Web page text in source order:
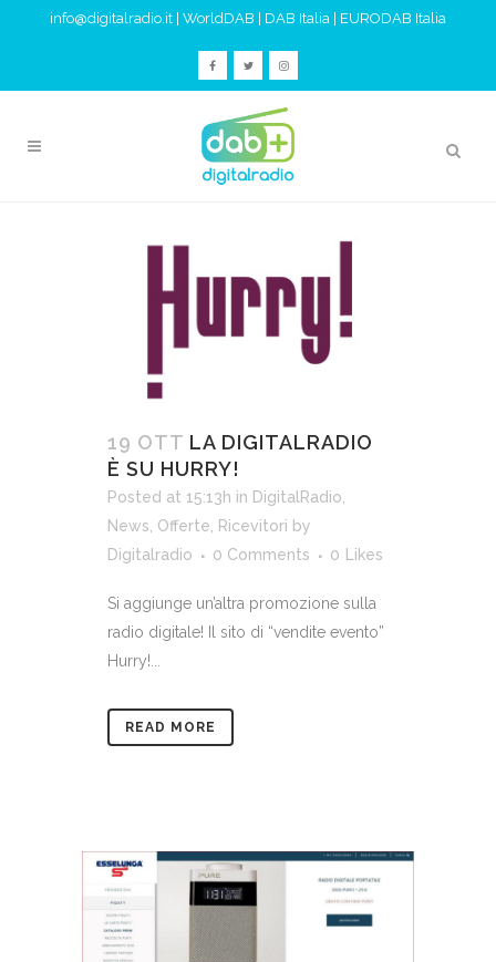
info@digitalradio.it WorldDAB DAB Italia EURODAB Italia
19 OTT LA DIGITALRADIO
È SU HURRY!
Posted at 15:13h in DigitalRadio
News Offerte Ricevitori by
Digitalradio
0 Comments 0 Likes
Si aggiunge un’altra promozione sulla
radio digitale! Il sito di “vendite evento”
Hurry!...
READ MORE